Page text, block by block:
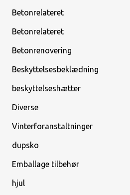
Betonrelateret
Betonrelateret
Betonrenovering
Beskyttelsesbeklædning
beskyttelseshætter
Diverse
Vinterforanstaltninger
dupsko
Emballage tilbehør
hjul